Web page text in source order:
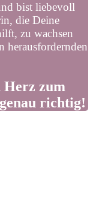
bist liebevoll
die Deine
zu wachsen
herausfordernden
Herz zum
richtig!